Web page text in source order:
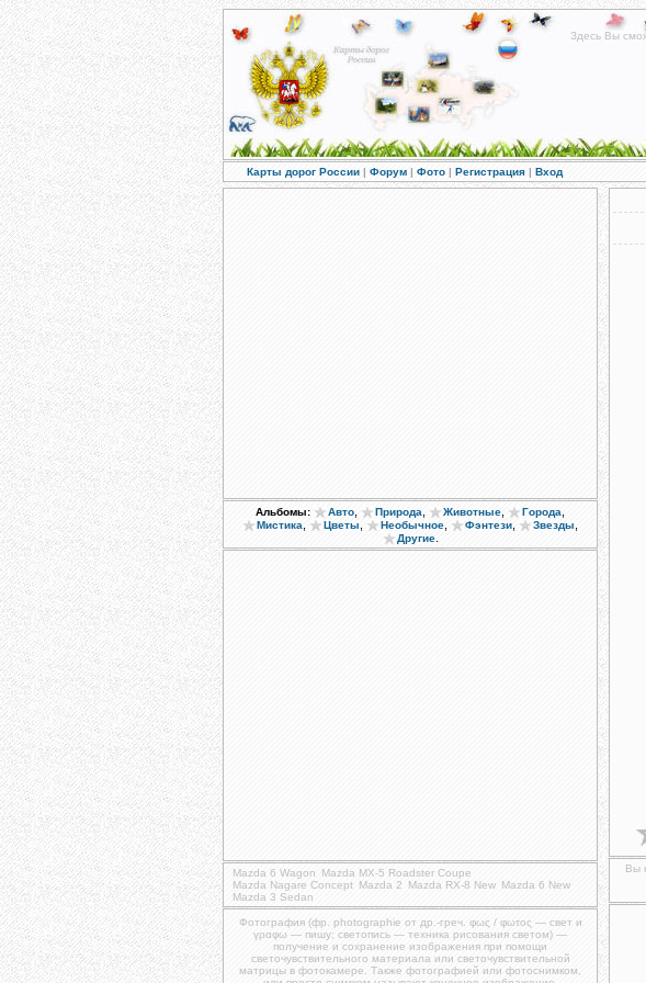
Здесь Вы
Карты дорог России | Форум | Фото | Регистрация | Вход
Альбомы: Авто Природа Животные Города
Мистика Цветы Необычное Фэнтези Звезды
Другие.
Mazda 6 Wagon
Mazda MX-5 Roadster Coupe
Mazda Nagare Concept Mazda 2 Mazda RX-8 New Mazda 6 New
Mazda 3 Sedan
Фотография (фр. photographie от др.-греч. φως / φωτος — свет и
γραφω — пишу; светопись — техника рисования светом) —
получение и сохранение изображения при помощи
светочувствительного материала или светочувствительной
матрицы в фотокамере. Также фотографией или фотоснимком,
Вы